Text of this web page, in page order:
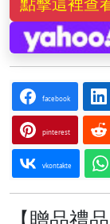
facebook
pinterest
vkontakte
【贈品禮